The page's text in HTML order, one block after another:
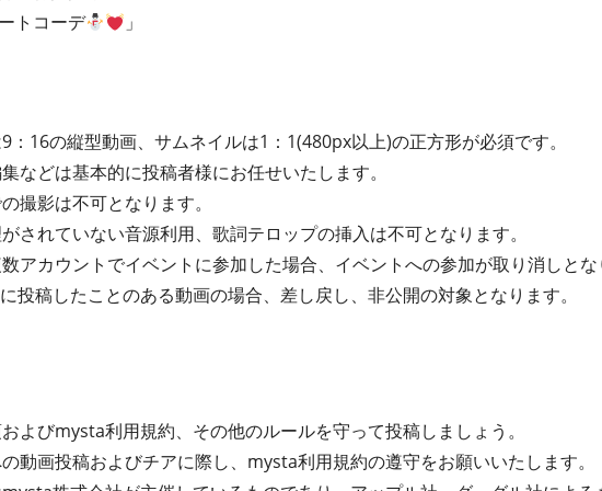
トコーデ
」
：16の縦型動画、サムネイルは1：1(480px以上)の正方形が必須です。
などは基本的に投稿者様にお任せいたします。
撮影は不可となります。
されていない音源利用、歌詞テロップの挿入は不可となります。
アカウントでイベントに参加した場合、イベントへの参加が取り消しと
投稿したことのある動画の場合、差し戻し、非公開の対象となります。
よびmysta利用規約、その他のルールを守って投稿しましょう。
動画投稿およびチアに際し、mysta利用規約の遵守をお願いいたします。